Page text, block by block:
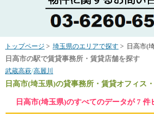
トップページ > 埼玉県のエリアで探す > 日高市(
日高市の駅で賃貸事務所・賃貸店舗を探す
武蔵高萩/高麗川
日高市(埼玉県)の貸事務所・賃貸オフィス
日高市(埼玉県)のすべてのデータが 7 件